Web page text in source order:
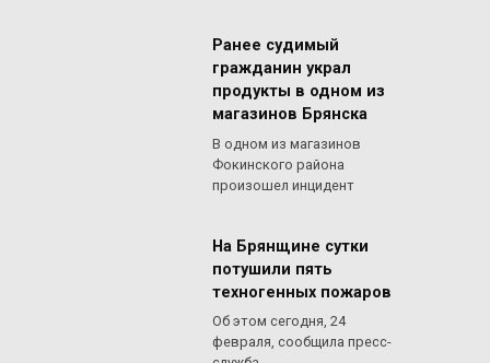
Ранее судимый
гражданин украл
продукты в одном из
магазинов Брянска
В одном из магазинов
Фокинского района
произошел инцидент
На Брянщине сутки
потушили пять
техногенных пожаров
Об этом сегодня, 24
февраля, сообщила пресс-